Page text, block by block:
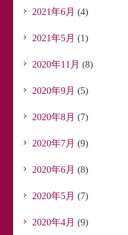
2021年6月 (4)
2021年5月 (1)
2020年11月 (8)
2020年9月 (5)
2020年8月 (7)
2020年7月 (9)
2020年6月 (8)
2020年5月 (7)
2020年4月 (9)